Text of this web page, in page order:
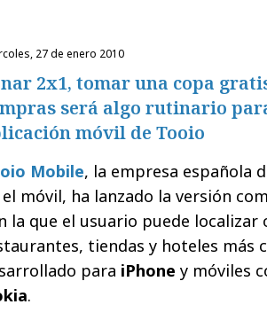
27 de enero 2010
2x1, tomar una copa
será algo rutinario
móvil de Tooio
Mobile, la empresa española
el móvil, ha lanzado la versión
la que el usuario puede
tiendas y hoteles más
para iPhone y móviles
.